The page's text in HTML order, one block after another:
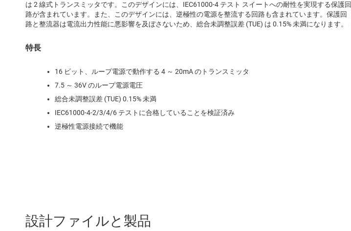
は 2 線式トランスミッタです。このデザインには、IEC61000-4 テスト スイートへの耐性を実現する保護回
路が含まれています。また、このデザインには、逆極性の電源を整流する回路も含まれています。保護回
路と整流器は電流出力性能に悪影響を及ぼさないため、総合未調整誤差 (TUE) は 0.15% 未満になります。
特長
16 ビット、ループ電源で動作する 4 ～ 20mA のトランスミッタ
7.5 ～ 36V のループ電源電圧
総合未調整誤差 (TUE) 0.15% 未満
IEC61000-4-2/3/4/6 テストに合格していることを検証済み
逆極性電源接続で機能
設計ファイルと製品